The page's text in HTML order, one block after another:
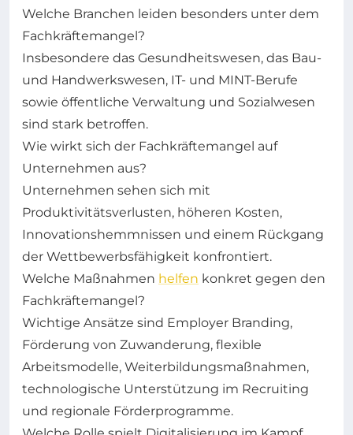
Welche Branchen leiden besonders unter dem
Fachkräftemangel?
Insbesondere das Gesundheitswesen, das Bau-
und Handwerkswesen, IT- und MINT-Berufe
sowie öffentliche Verwaltung und Sozialwesen
sind stark betroffen.
Wie wirkt sich der Fachkräftemangel auf
Unternehmen aus?
Unternehmen sehen sich mit
Produktivitätsverlusten, höheren Kosten,
Innovationshemmnissen und einem Rückgang
der Wettbewerbsfähigkeit konfrontiert.
Welche Maßnahmen helfen konkret gegen den
Fachkräftemangel?
Wichtige Ansätze sind Employer Branding,
Förderung von Zuwanderung, flexible
Arbeitsmodelle, Weiterbildungsmaßnahmen,
technologische Unterstützung im Recruiting
und regionale Förderprogramme.